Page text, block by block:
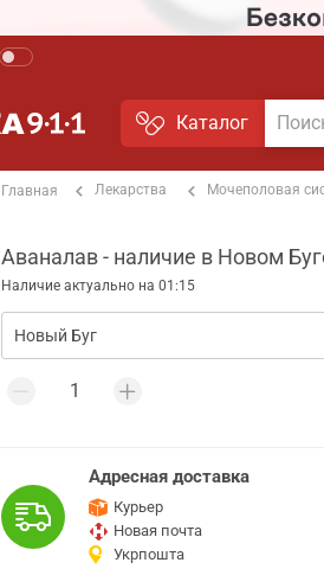
Каталог
Главная Лекарства Мочеполовая
Аваналав - наличие в Новом
Наличие актуально на 01:15
Адресная доставка
Курьер
Новая почта
Укрпошта